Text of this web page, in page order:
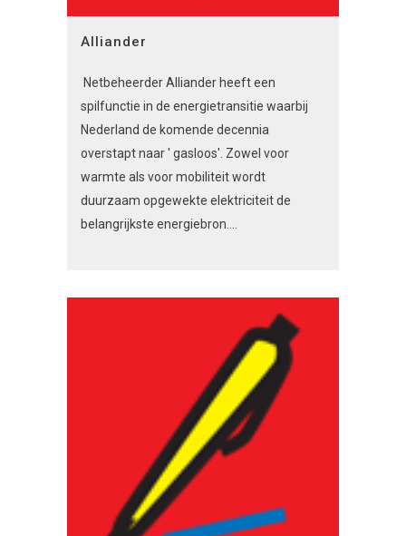
Alliander
Netbeheerder Alliander heeft een
spilfunctie in de energietransitie waarbij
Nederland de komende decennia
overstapt naar ' gasloos'. Zowel voor
warmte als voor mobiliteit wordt
duurzaam opgewekte elektriciteit de
belangrijkste energiebron....